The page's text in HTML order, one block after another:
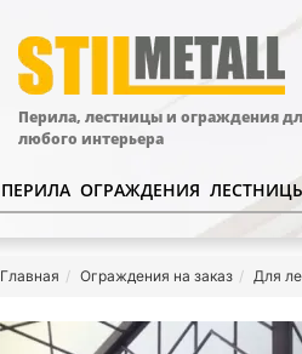
Перила, лестницы и ограждения
любого интерьера
ПЕРИЛА ОГРАЖДЕНИЯ
Главная Ограждения на заказ Для